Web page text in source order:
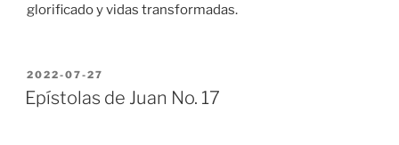
glorificado y vidas transformadas.
POSTED
ON
2022-07-27
Epístolas de Juan No. 17